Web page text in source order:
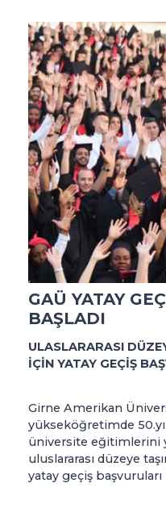
GAÜ YATAY
BAŞLADI
ULASLARARASI
İÇİN YATAY GEÇİŞ
Girne Amerikan
yükseköğretimde
üniversite eğitimlerini
uluslararası düzeye
yatay geçiş başvuruları